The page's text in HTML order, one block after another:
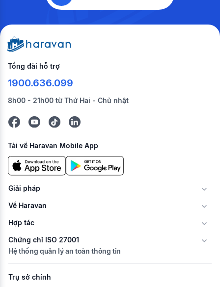
Tổng đài hỗ trợ
1900.636.099
8h00 - 21h00 từ Thứ Hai - Chủ nhật
Tải về Haravan Mobile App
Giải pháp
Về Haravan
Hợp tác
Chứng chỉ ISO 27001
Hệ thống quản lý an toàn thông tin
Trụ sở chính